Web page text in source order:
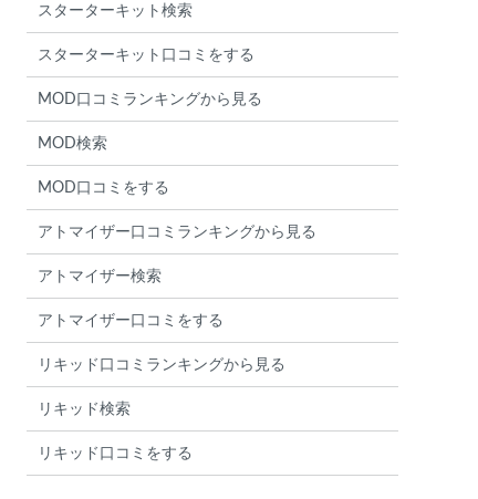
スターターキット検索
スターターキット口コミをする
MOD口コミランキングから見る
MOD検索
MOD口コミをする
アトマイザー口コミランキングから見る
アトマイザー検索
アトマイザー口コミをする
リキッド口コミランキングから見る
リキッド検索
リキッド口コミをする